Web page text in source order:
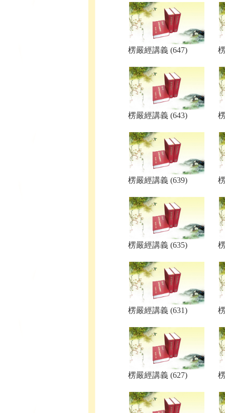
楞嚴經講義 (647)
楞嚴經講義 (643)
楞嚴經講義 (639)
楞嚴經講義 (635)
楞嚴經講義 (631)
楞嚴經講義 (627)